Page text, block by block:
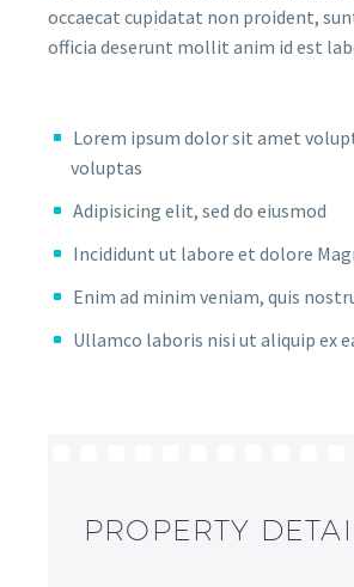
occaecat cupidatat non proident,
officia deserunt mollit anim id est
Lorem ipsum dolor sit amet
voluptas
Adipisicing elit, sed do eiusmod
Incididunt ut labore et dolore
Enim ad minim veniam, quis
Ullamco laboris nisi ut aliquip ex
PROPERTY